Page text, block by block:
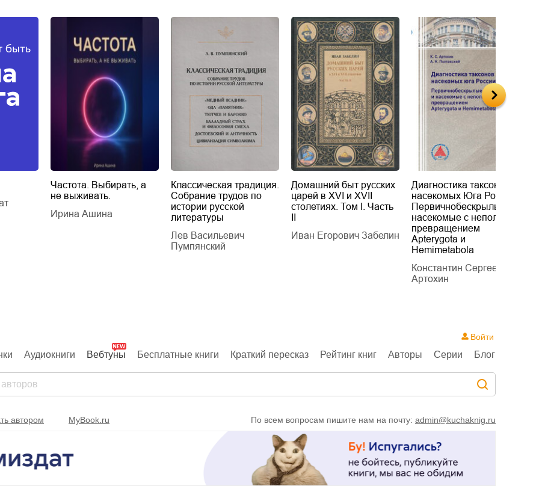
Частота. Выбирать, а
не выживать.
Ирина Ашина
Классическая традиция.
Собрание трудов по
истории русской
литературы
Лев Васильевич
Пумпянский
Домашний быт русских
царей в XVI и XVII
столетиях. Том I. Часть
Иван Егорович Забелин
Диагностика таксонов
насекомых Юга России.
Первичнобескрылые и
насекомые с неполным
превращением
Apterygota и
Hemimetabola
Константин Сергеевич
Артохин
Аудиокниги Вебтуны Бесплатные книги Краткий пересказ Рейтинг книг Авторы Серии Блог
Войти
автором MyBook.ru По всем вопросам пишите нам на почту: admin@kuchaknig.ru